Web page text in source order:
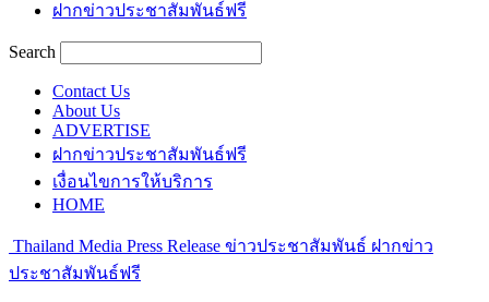
ฝากข่าวประชาสัมพันธ์ฟรี
Search
Contact Us
About Us
ADVERTISE
ฝากข่าวประชาสัมพันธ์ฟรี
เงื่อนไขการให้บริการ
HOME
Thailand Media Press Release ข่าวประชาสัมพันธ์ ฝากข่าว
ประชาสัมพันธ์ฟรี